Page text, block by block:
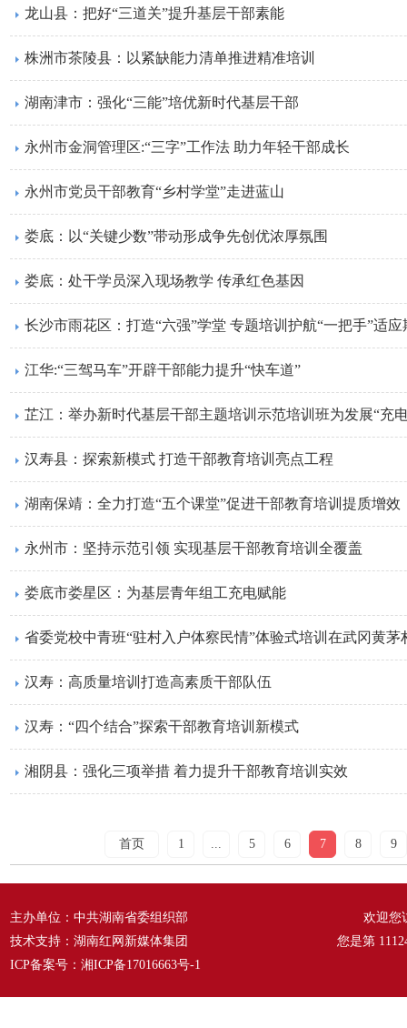
龙山县：把好“三道关”提升基层干部素能
株洲市茶陵县：以紧缺能力清单推进精准培训
湖南津市：强化“三能”培优新时代基层干部
永州市金洞管理区:“三字”工作法 助力年轻干部成长
永州市党员干部教育“乡村学堂”走进蓝山
娄底：以“关键少数”带动形成争先创优浓厚氛围
娄底：处干学员深入现场教学 传承红色基因
长沙市雨花区：打造“六强”学堂 专题培训护航“一把手”适应
江华:“三驾马车”开辟干部能力提升“快车道”
芷江：举办新时代基层干部主题培训示范培训班为发展“充
汉寿县：探索新模式 打造干部教育培训亮点工程
湖南保靖：全力打造“五个课堂”促进干部教育培训提质增效
永州市：坚持示范引领 实现基层干部教育培训全覆盖
娄底市娄星区：为基层青年组工充电赋能
省委党校中青班“驻村入户体察民情”体验式培训在武冈黄茅
汉寿：高质量培训打造高素质干部队伍
汉寿：“四个结合”探索干部教育培训新模式
湘阴县：强化三项举措 着力提升干部教育培训实效
首页 1 ... 5 6 7 8 9
主办单位：中共湖南省委组织部
技术支持：湖南红网新媒体集团
ICP备案号： 湘ICP备17016663号-1
欢迎您
您是第